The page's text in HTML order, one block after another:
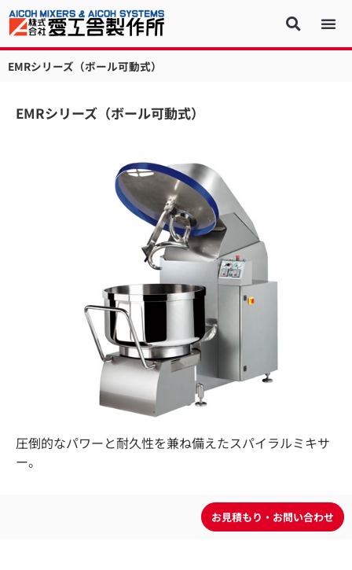
EMRシリーズ（ボール可動式）
EMRシリーズ（ボール可動式）
圧倒的なパワーと耐久性を兼ね備えたスパイラルミキサ
ー。